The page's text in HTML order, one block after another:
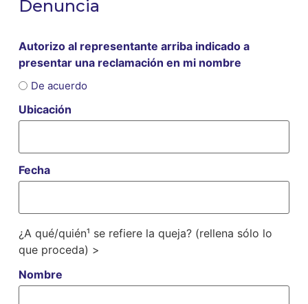
Denuncia
Autorizo al representante arriba indicado a
presentar una reclamación en mi nombre
De acuerdo
Ubicación
Fecha
¿A qué/quién¹ se refiere la queja? (rellena sólo lo
que proceda) >
Nombre